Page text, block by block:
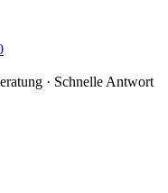
· Schnelle Antwort